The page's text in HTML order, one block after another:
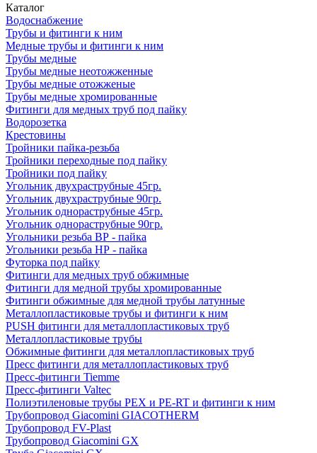
Каталог
Водоснабжение
Трубы и фитинги к ним
Медные трубы и фитинги к ним
Трубы медные
Трубы медные неотожженные
Трубы медные отожженые
Трубы медные хромированные
Фитинги для медных труб под пайку
Водорозетка
Крестовины
Тройники пайка-резьба
Тройники переходные под пайку
Тройники под пайку
Угольник двухраструбные 45гр.
Угольник двухраструбные 90гр.
Угольник однораструбные 45гр.
Угольник однораструбные 90гр.
Угольники резьба ВР - пайка
Угольники резьба НР - пайка
Футорка под пайку
Фитинги для медных труб обжимные
Фитинги для медной трубы хромированные
Фитинги обжимные для медной трубы латунные
Металлопластиковые трубы и фитинги к ним
PUSH фитинги для металлопластиковых труб
Металлопластиковые трубы
Обжимные фитинги для металлопластиковых труб
Пресс фитинги для металлопластиковых труб
Пресс-фитинги Tiemme
Пресс-фитинги Valtec
Полиэтиленовые трубы PEX и PE-RT и фитинги к ним
Трубопровод Giacomini GIACOTHERM
Трубопровод FV-Plast
Трубопровод Giacomini GX